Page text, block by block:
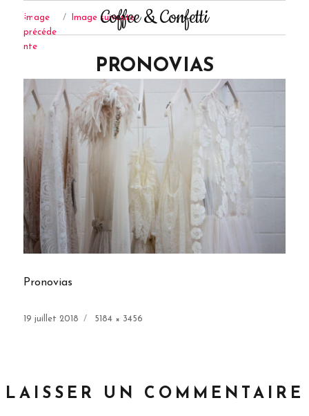
Coffee & Confetti
Image
précéde
nte
Image suivante
PRONOVIAS
Pronovias
Publié
19 juillet 2018
Taille
5184 × 3456
LAISSER UN COMMENTAIRE